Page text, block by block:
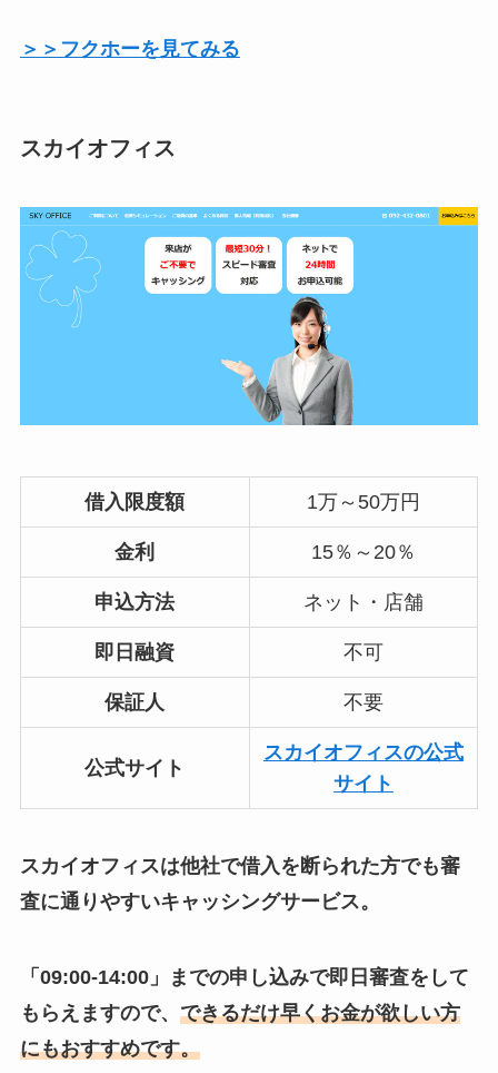
＞＞フクホーを見てみる
スカイオフィス
借入限度額 1万～50万円
金利 15％～20％
申込方法 ネット・店舗
即日融資 不可
保証人 不要
公式サイト
スカイオフィスの公式
サイト
スカイオフィスは他社で借入を断られた方でも審
査に通りやすいキャッシングサービス。
「09:00-14:00」までの申し込みで即日審査をして
もらえますので、 できるだけ早くお金が欲しい方
にもおすすめです。